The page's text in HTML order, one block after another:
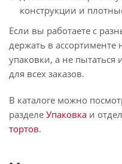
конструкции и
Если вы работаете с
держать в ассортименте
упаковки, а не пытаться
для всех заказов.
В каталоге можно
разделе Упаковка и
тортов.